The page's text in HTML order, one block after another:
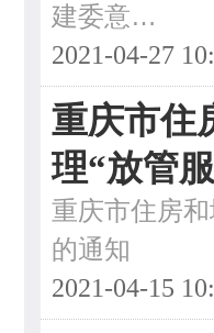
建委意…
2021-04-27
重庆市住
理“放管
重庆市住房
的通知
2021-04-15